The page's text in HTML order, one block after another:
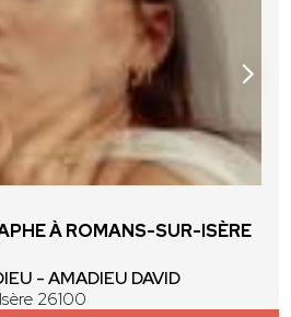
À ROMANS-SUR-ISÈRE
- AMADIEU DAVID
26100